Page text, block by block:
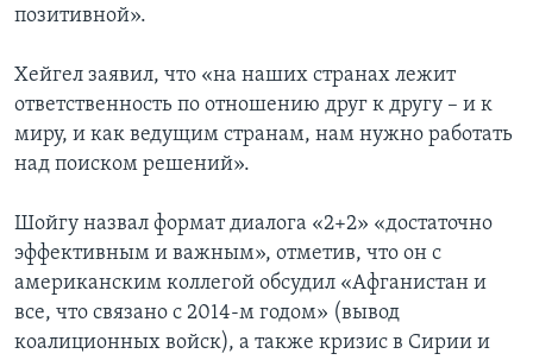
позитивной».
Хейгел заявил, что «на наших странах лежит
ответственность по отношению друг к другу – и к
миру, и как ведущим странам, нам нужно работать
над поиском решений».
Шойгу назвал формат диалога «2+2» «достаточно
эффективным и важным», отметив, что он с
американским коллегой обсудил «Афганистан и
все, что связано с 2014-м годом» (вывод
коалиционных войск), а также кризис в Сирии и